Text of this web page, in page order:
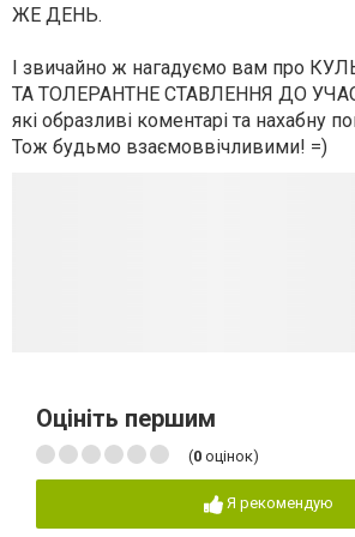
ЖЕ ДЕНЬ.
І звичайно ж нагадуємо вам про
ТА ТОЛЕРАНТНЕ СТАВЛЕННЯ ДО
які образливі коментарі та нахабну
Тож будьмо взаємоввічливими! =)
Оцініть першим
(0 оцінок)
Я рекомендую